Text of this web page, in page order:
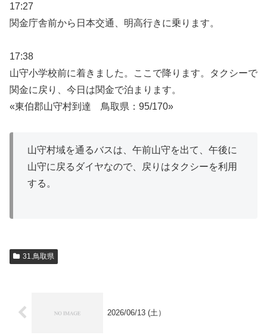
17:27
関金庁舎前から日本交通、明高行きに乗ります。
17:38
山守小学校前に着きました。ここで降ります。タクシーで
関金に戻り、今日は関金で泊まります。
«東伯郡山守村到達 鳥取県：95/170»
山守村域を通るバスは、午前山守を出て、午後に
山守に戻るダイヤなので、戻りはタクシーを利用
する。
31.鳥取県
2026/06/13 (土）